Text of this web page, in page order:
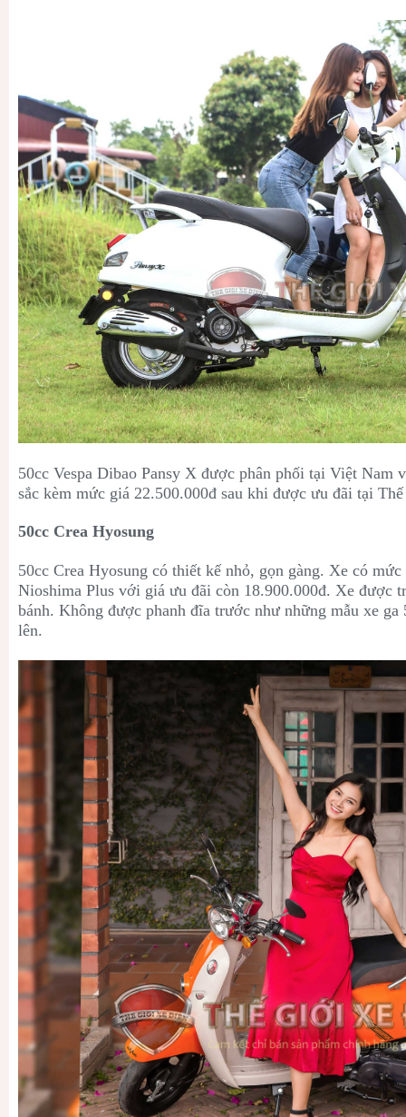
50cc Vespa Dibao Pansy X được phân phối tại Việt Nam
sắc kèm mức giá 22.500.000đ sau khi được ưu đãi tại
50cc Crea Hyosung
50cc Crea Hyosung có thiết kế nhỏ, gọn gàng. Xe có
Nioshima Plus với giá ưu đãi còn 18.900.000đ. Xe được
bánh. Không được phanh đĩa trước như những mẫu xe
lên.